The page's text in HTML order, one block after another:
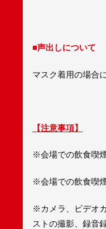
■声出しについて
マスク着用の場合
【注意事項】
※会場での飲食喫
※会場での飲食喫
※カメラ、ビデオ
ストの撮影、録音